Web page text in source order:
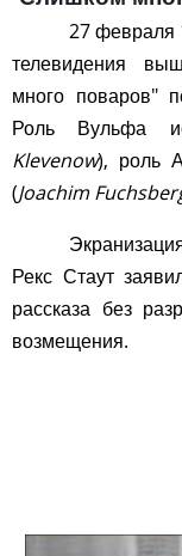
27 февраля
телевидения
много поваров"
Роль Вульфа
Klevenow), роль
(Joachim
Рекс Стаут
рассказа без
возмещения.